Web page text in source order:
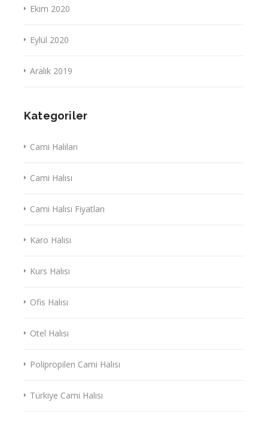
Ekim 2020
Eylül 2020
Aralık 2019
Kategoriler
Cami Halıları
Cami Halısı
Cami Halısı Fiyatları
Karo Halısı
Kurs Halısı
Ofis Halısı
Otel Halısı
Polipropilen Cami Halısı
Türkiye Cami Halısı